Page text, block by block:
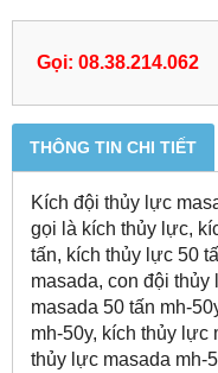
Gọi: 08.38.214.062
THÔNG TIN CHI TIẾT
Kích đội thủy lực
gọi là kích thủy lực,
tấn, kích thủy lực 50
masada, con đội
masada 50 tấn mh-
mh-50y, kích thủy lực
thủy lực masada mh-